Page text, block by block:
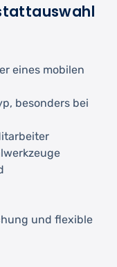
eines mobilen
besonders bei
und flexible